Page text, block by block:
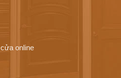
online